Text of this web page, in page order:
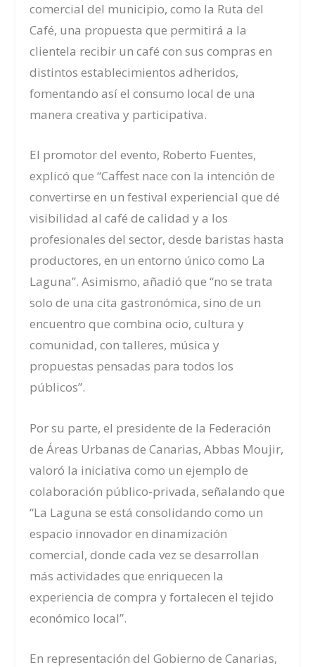
comercial del municipio, como la Ruta del
Café, una propuesta que permitirá a la
clientela recibir un café con sus compras en
distintos establecimientos adheridos,
fomentando así el consumo local de una
manera creativa y participativa.
El promotor del evento, Roberto Fuentes,
explicó que “Caffest nace con la intención de
convertirse en un festival experiencial que dé
visibilidad al café de calidad y a los
profesionales del sector, desde baristas hasta
productores, en un entorno único como La
Laguna”. Asimismo, añadió que “no se trata
solo de una cita gastronómica, sino de un
encuentro que combina ocio, cultura y
comunidad, con talleres, música y
propuestas pensadas para todos los
públicos”.
Por su parte, el presidente de la Federación
de Áreas Urbanas de Canarias, Abbas Moujir,
valoró la iniciativa como un ejemplo de
colaboración público-privada, señalando que
“La Laguna se está consolidando como un
espacio innovador en dinamización
comercial, donde cada vez se desarrollan
más actividades que enriquecen la
experiencia de compra y fortalecen el tejido
económico local”.
En representación del Gobierno de Canarias,